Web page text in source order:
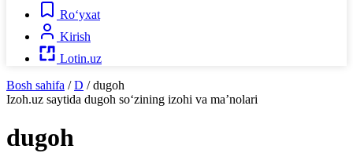
Ro‘yxat
Kirish
Lotin.uz
Bosh sahifa / D / dugoh
Izoh.uz saytida dugoh so‘zining izohi va ma’nolari
dugoh